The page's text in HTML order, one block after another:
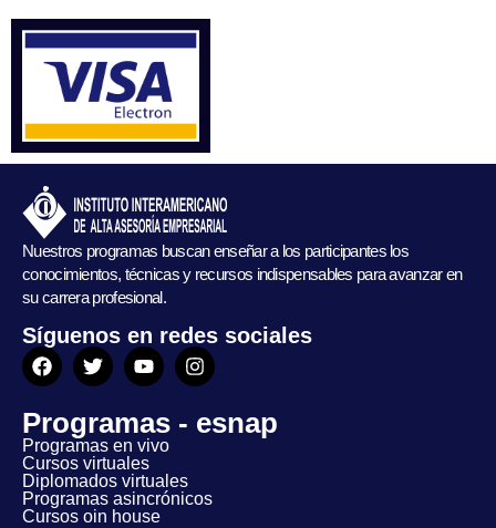
Nuestros programas buscan enseñar a los participantes los
conocimientos, técnicas y recursos indispensables para avanzar en
su carrera profesional.
Síguenos en redes sociales
Programas - esnap
Programas en vivo
Cursos virtuales
Diplomados virtuales
Programas asincrónicos
Cursos oin house